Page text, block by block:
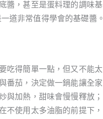
醬，甚至是蛋料理的調味基
道非常值得學會的基礎醬。
吃得簡單一點，但又不能太
番茄，決定做一鍋能讓全家
與加熱，甜味會慢慢釋放；
不使用太多油脂的前提下，